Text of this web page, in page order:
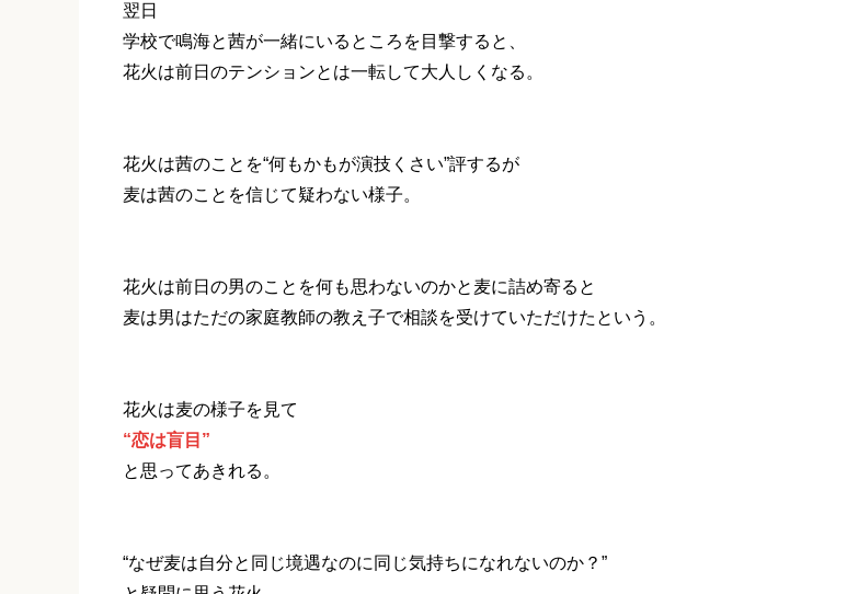
翌日
学校で鳴海と茜が一緒にいるところを目撃すると、
花火は前日のテンションとは一転して大人しくなる。
花火は茜のことを“何もかもが演技くさい”評するが
麦は茜のことを信じて疑わない様子。
花火は前日の男のことを何も思わないのかと麦に詰め寄ると
麦は男はただの家庭教師の教え子で相談を受けていただけたという。
花火は麦の様子を見て
“恋は盲目”
と思ってあきれる。
“なぜ麦は自分と同じ境遇なのに同じ気持ちになれないのか？”